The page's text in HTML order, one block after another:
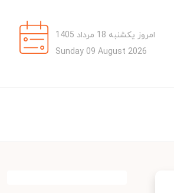
امروز یکشنبه 18 مرداد 1405
Sunday 09 August 2026